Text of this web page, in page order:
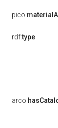
pico:
rdf:type
arco: